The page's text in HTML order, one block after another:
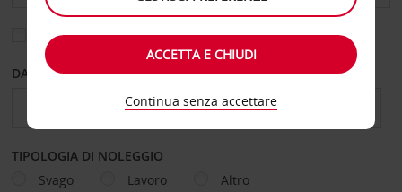
Scegli una località di riconsegna diversa
DAL GIORNO AL GIORNO
TIPOLOGIA DI NOLEGGIO
Svago
Lavoro Altro
ACCETTA E CHIUDI
Continua senza accettare